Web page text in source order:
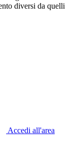
diversi da quelli
Accedi all'area